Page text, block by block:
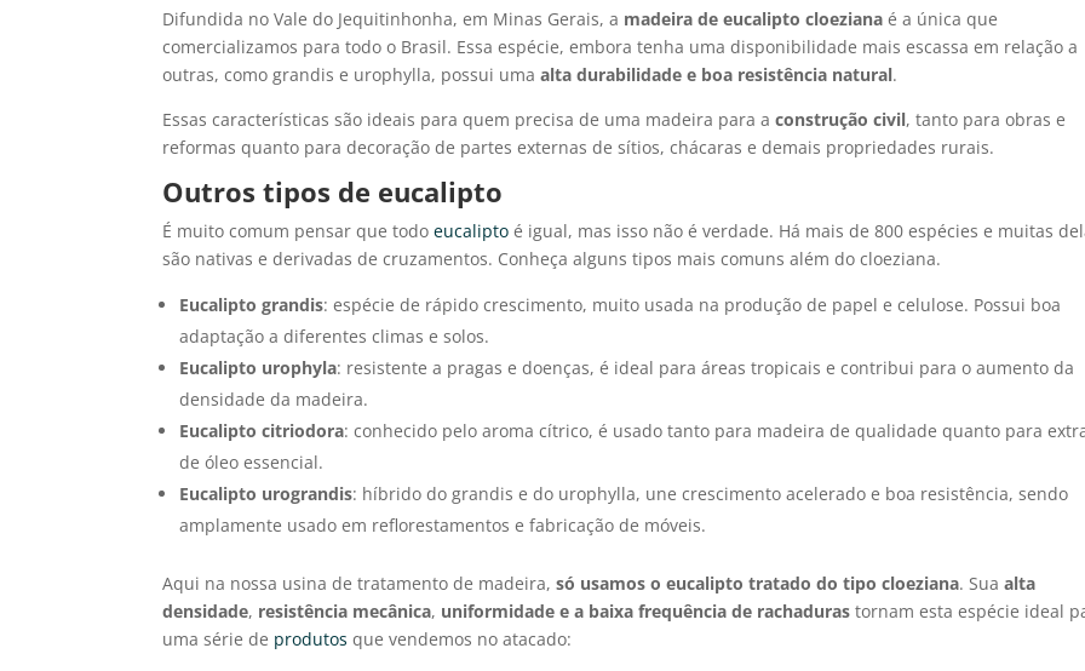
Difundida no Vale do Jequitinhonha, em Minas Gerais, a madeira de eucalipto cloeziana é a única que
comercializamos para todo o Brasil. Essa espécie, embora tenha uma disponibilidade mais escassa em relação a
outras, como grandis e urophylla, possui umaalta durabilidade e boa resistência natural.
Essas características são ideais para quem precisa de uma madeira para aconstrução civil, tanto para obras e
reformas quanto para decoração de partes externas de sítios, chácaras e demais propriedades rurais.
Outros tipos de eucalipto
É muito comum pensar que todoeucalipto é igual, mas isso não é verdade. Há mais de 800 espécies e muitas
são nativas e derivadas de cruzamentos. Conheça alguns tipos mais comuns além do cloeziana.
Eucalipto grandis: espécie de rápido crescimento, muito usada na produção de papel e celulose. Possui boa
adaptação a diferentes climas e solos.
Eucalipto urophyla: resistente a pragas e doenças, é ideal para áreas tropicais e contribui para o aumento da
densidade da madeira.
Eucalipto citriodora: conhecido pelo aroma cítrico, é usado tanto para madeira de qualidade quanto para
de óleo essencial.
Eucalipto urograndis: híbrido do grandis e do urophylla, une crescimento acelerado e boa resistência, sendo
amplamente usado em reflorestamentos e fabricação de móveis.
Aqui na nossa usina de tratamento de madeira,só usamos o eucalipto tratado do tipo cloeziana. Suaalta
densidade, resistência mecânica, uniformidade e a baixa frequência de rachaduras tornam esta espécie ideal
uma série de produtos que vendemos no atacado: